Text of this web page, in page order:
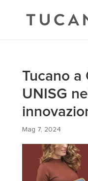
Tucano a
UNISG
Mag 7, 2024